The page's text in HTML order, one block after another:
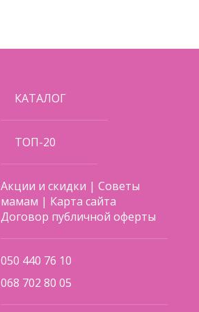
КАТАЛОГ
ТОП-20
Акции и скидки |Советы
мамам | Карта сайта
Договор публичной оферты
050 440 76 10
068 702 80 05